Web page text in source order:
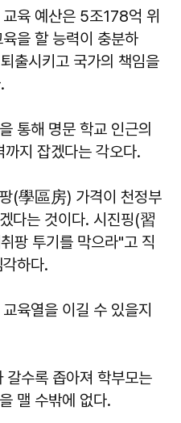
육 예산은 5조178억 위
을 할 능력이 충분하
출시키고 국가의 책임을
통해 명문 학교 인근의
지 잡겠다는 각오다.
(學區房) 가격이 천정부
다는 것이다. 시진핑(習
팡 투기를 막으라"고 직
하다.
육열을 이길 수 있을지
갈수록 좁아져 학부모는
맬 수밖에 없다.